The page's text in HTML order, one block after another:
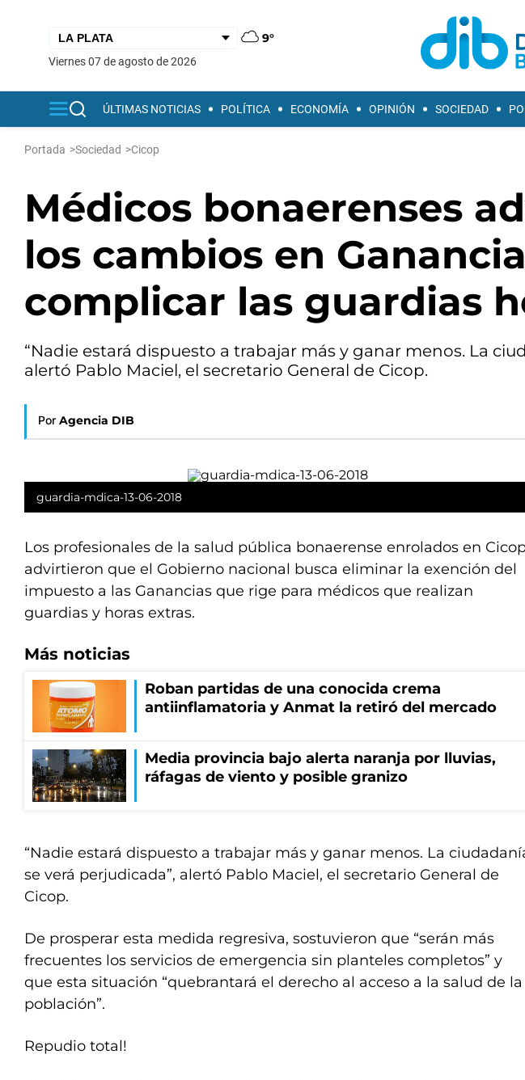
9°
viernes 07 de agosto de 2026
ÚLTIMAS NOTICIAS POLÍTICA ECONOMÍA OPINIÓN SOCIEDAD
Portada >Sociedad >Cicop
Médicos bonaerenses
los cambios en
complicar las guardias
“Nadie estará dispuesto a trabajar más y ganar menos. La
alertó Pablo Maciel, el secretario General de Cicop.
Por Agencia DIB
guardia-mdica-13-06-2018
Los profesionales de la salud pública bonaerense enrolados en
advirtieron que el Gobierno nacional busca eliminar la exención del
impuesto a las Ganancias que rige para médicos que realizan
guardias y horas extras.
Más noticias
Roban partidas de una conocida crema
antiinflamatoria y Anmat la retiró del mercado
Media provincia bajo alerta naranja por lluvias,
ráfagas de viento y posible granizo
“Nadie estará dispuesto a trabajar más y ganar menos. La
se verá perjudicada”, alertó Pablo Maciel, el secretario General de
Cicop.
De prosperar esta medida regresiva, sostuvieron que “serán más
frecuentes los servicios de emergencia sin planteles completos” y
que esta situación “quebrantará el derecho al acceso a la salud de la
población”.
Repudio total!